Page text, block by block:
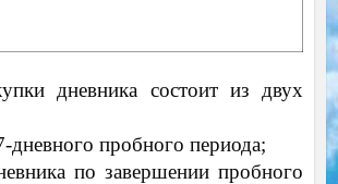
дневника состоит из двух
дневного пробного периода;
по завершении пробного